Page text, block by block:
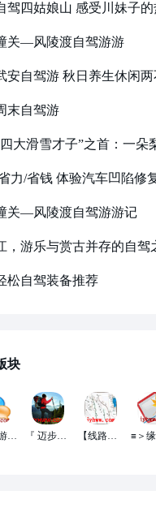
驾四姑娘山 感受川妹子的
关—风陵渡自驾游游
安自驾游 秋日养生休闲
末自驾游
关—风陵渡自驾游游记
，游乐与赏古并存的自驾
松自驾装备推荐
块
≡＞旅游杂谈＜≡ 『 迈步走吧 』 【线路景点】